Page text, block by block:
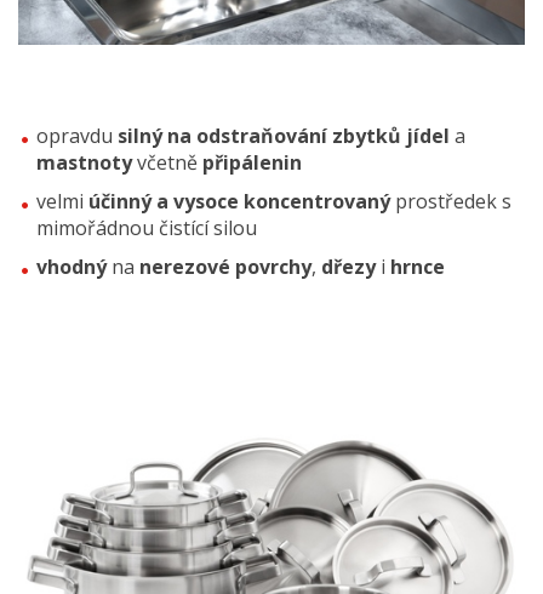
opravdu silný na odstraňování zbytků jídel a
mastnotyvčetně připálenin
velmi účinný a vysoce koncentrovanýprostředek s
mimořádnou čistící silou
vhodnýna nerezové povrchy, dřezyi hrnce